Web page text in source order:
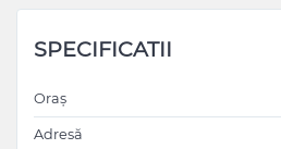
SPECIFICATII
Oraș
Adresă